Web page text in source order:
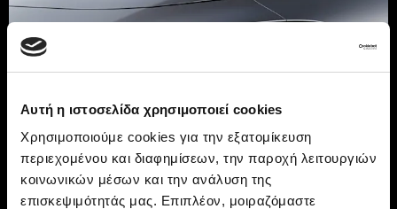
Αυτή η ιστοσελίδα χρησιμοποιεί cookies
Χρησιμοποιούμε cookies για την εξατομίκευση
περιεχομένου και διαφημίσεων, την παροχή λειτουργιών
κοινωνικών μέσων και την ανάλυση της
επισκεψιμότητάς μας. Επιπλέον, μοιραζόμαστε